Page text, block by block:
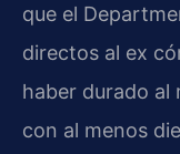
que el
directos al ex
haber durado al
con al menos